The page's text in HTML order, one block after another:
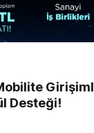
Desteği!